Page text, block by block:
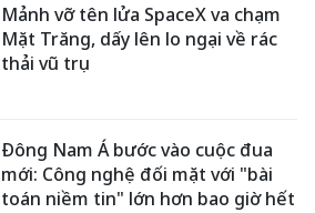
Mảnh vỡ tên lửa SpaceX va chạm
Mặt Trăng, dấy lên lo ngại về rác
thải vũ trụ
Đông Nam Á bước vào cuộc đua
mới: Công nghệ đối mặt với "bài
toán niềm tin" lớn hơn bao giờ hết